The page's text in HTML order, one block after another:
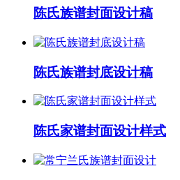
陈氏族谱封面设计稿
陈氏族谱封底设计稿
陈氏家谱封面设计样式